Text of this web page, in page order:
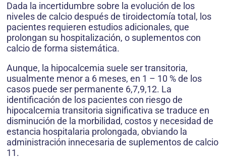
Dada la incertidumbre sobre la evolución de los
niveles de calcio después de tiroidectomía total, los
pacientes requieren estudios adicionales, que
prolongan su hospitalización, o suplementos con
calcio de forma sistemática.
Aunque, la hipocalcemia suele ser transitoria,
usualmente menor a 6 meses, en 1 – 10 % de los
casos puede ser permanente 6,7,9,12. La
identificación de los pacientes con riesgo de
hipocalcemia transitoria significativa se traduce en
disminución de la morbilidad, costos y necesidad de
estancia hospitalaria prolongada, obviando la
administración innecesaria de suplementos de calcio
11.